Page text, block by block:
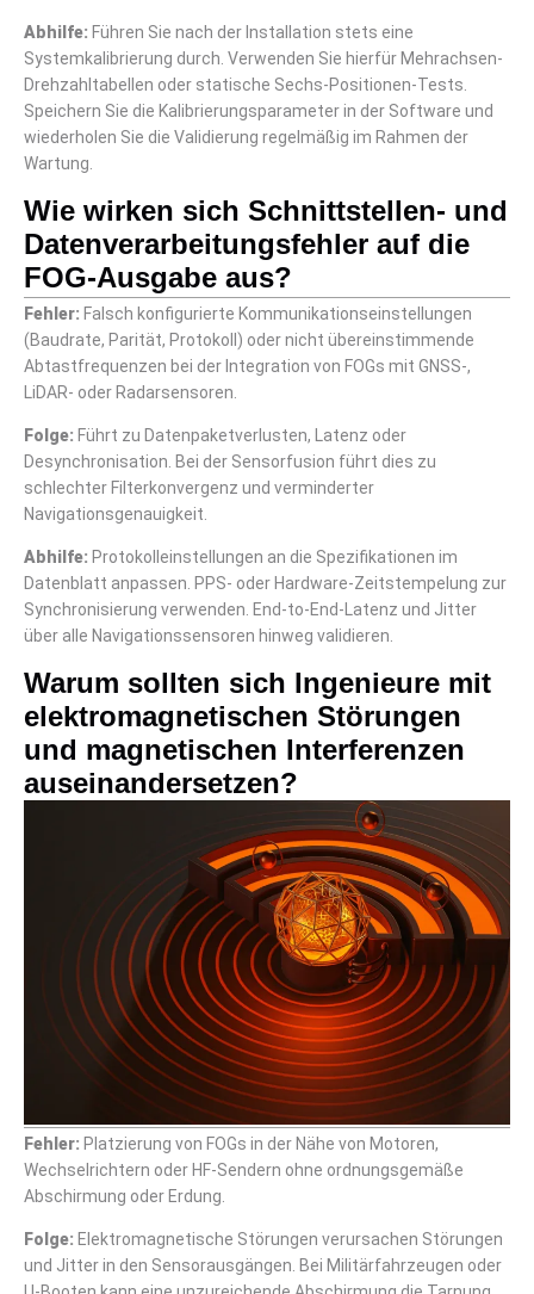
Abhilfe: Führen Sie nach der Installation stets eine
Systemkalibrierung durch. Verwenden Sie hierfür Mehrachsen-
Drehzahltabellen oder statische Sechs-Positionen-Tests.
Speichern Sie die Kalibrierungsparameter in der Software und
wiederholen Sie die Validierung regelmäßig im Rahmen der
Wartung.
Wie wirken sich Schnittstellen- und
Datenverarbeitungsfehler auf die
FOG-Ausgabe aus?
Fehler: Falsch konfigurierte Kommunikationseinstellungen
(Baudrate, Parität, Protokoll) oder nicht übereinstimmende
Abtastfrequenzen bei der Integration von FOGs mit GNSS-,
LiDAR- oder Radarsensoren.
Folge: Führt zu Datenpaketverlusten, Latenz oder
Desynchronisation. Bei der Sensorfusion führt dies zu
schlechter Filterkonvergenz und verminderter
Navigationsgenauigkeit.
Abhilfe: Protokolleinstellungen an die Spezifikationen im
Datenblatt anpassen. PPS- oder Hardware-Zeitstempelung zur
Synchronisierung verwenden. End-to-End-Latenz und Jitter
über alle Navigationssensoren hinweg validieren.
Warum sollten sich Ingenieure mit
elektromagnetischen Störungen
und magnetischen Interferenzen
auseinandersetzen?
Fehler: Platzierung von FOGs in der Nähe von Motoren,
Wechselrichtern oder HF-Sendern ohne ordnungsgemäße
Abschirmung oder Erdung.
Folge: Elektromagnetische Störungen verursachen Störungen
und Jitter in den Sensorausgängen. Bei Militärfahrzeugen oder